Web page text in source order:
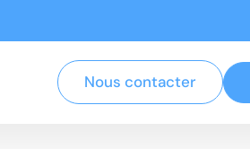
Nous contacter